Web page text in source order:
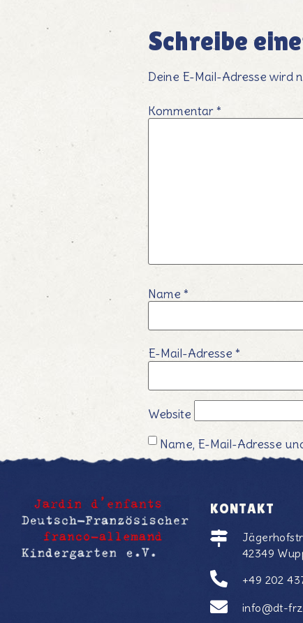
Schreibe
Deine E-Mail-Adresse wird
Kommentar*
Name *
E-Mail-Adresse *
Website
Name, E-Mail-Adresse
KONTAKT
42349
+49 202
info@dt-